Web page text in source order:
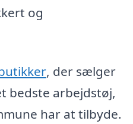
og
, der sælger
bedste arbejdstøj,
har at tilbyde.